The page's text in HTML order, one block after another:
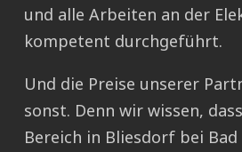
und alle Arbeiten an der
kompetent durchgeführt.
Und die Preise unserer
sonst. Denn wir wissen,
Bereich in Bliesdorf bei Bad